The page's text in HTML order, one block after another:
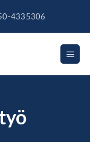
4335306